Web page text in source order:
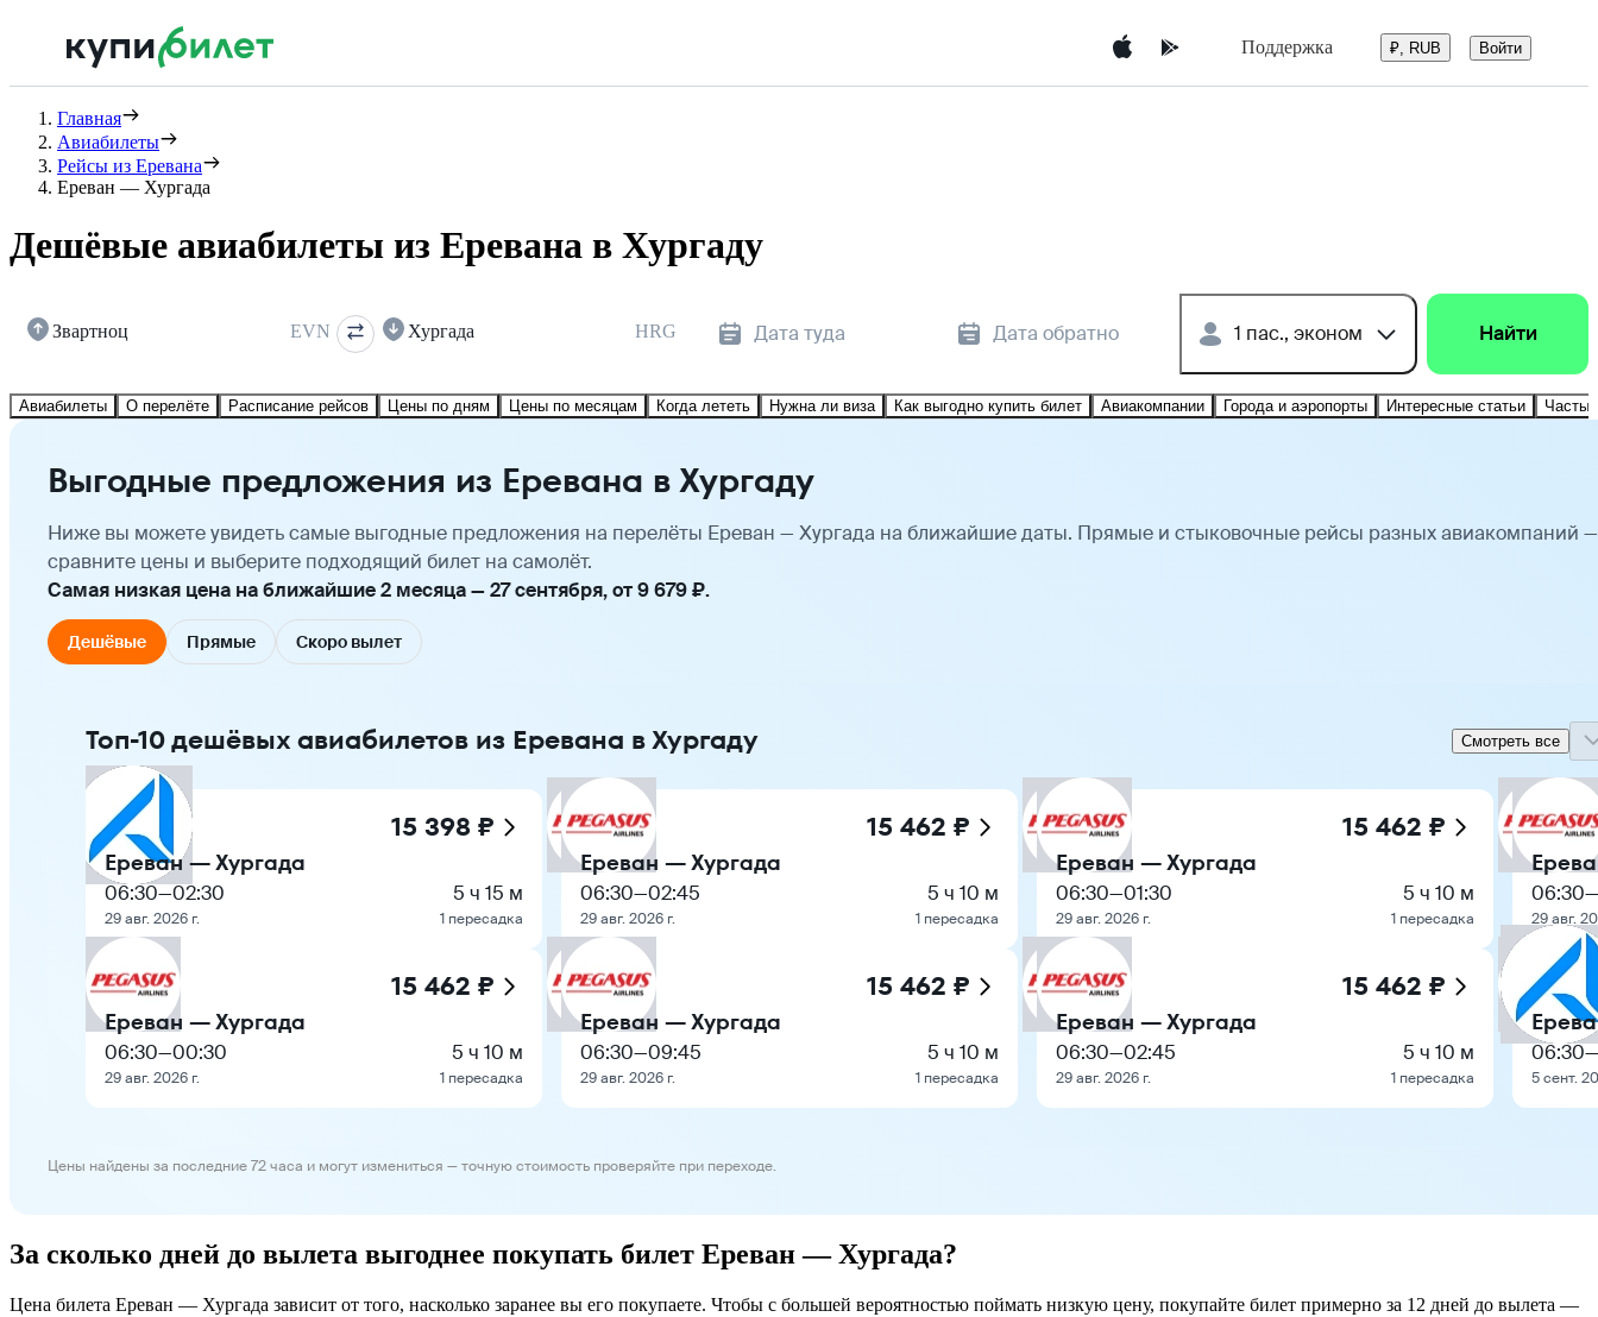
Поддержка ₽, RUB Войти
Главная
Авиабилеты
Рейсы из Еревана
Ереван — Хургада
Дешёвые авиабилеты из Еревана в Хургаду
Звартноц EVN Хургада HRG Дата туда Дата обратно 1 пас., эконом Найти
Авиабилеты О перелёте Расписание рейсов Цены по дням Цены по месяцам Когда лететь Нужна ли виза Как выгодно купить билет Авиакомпании Города и аэропорты Интересные статьи
Выгодные предложения из Еревана в Хургаду
Ниже вы можете увидеть самые выгодные предложения на перелёты Ереван — Хургада на ближайшие даты. Прямые и стыковочные рейсы разных авиакомпаний —
сравните цены и выберите подходящий билет на самолёт.
Самая низкая цена на ближайшие 2 месяца — 27 сентября, от 9 679 ₽.
Дешёвые Прямые Скоро вылет
Топ-10 дешёвых авиабилетов из Еревана в Хургаду Смотреть все
15 398 ₽
Ереван — Хургада
06:30—02:30
29 авг. 2026 г.
5 ч 15 м
1 пересадка
15 462 ₽
Ереван — Хургада
06:30—00:30
29 авг. 2026 г.
5 ч 10 м
1 пересадка
15 462 ₽
Ереван — Хургада
06:30—02:45
29 авг. 2026 г.
5 ч 10 м
1 пересадка
15 462 ₽
Ереван — Хургада
06:30—09:45
29 авг. 2026 г.
5 ч 10 м
1 пересадка
15 462 ₽
Ереван — Хургада
06:30—01:30
29 авг. 2026 г.
5 ч 10 м
1 пересадка
15 462 ₽
Ереван — Хургада
06:30—02:45
29 авг. 2026 г.
5 ч 10 м
1 пересадка
06:30—
29 авг.
06:30—
5 сент.
Цены найдены за последние 72 часа и могут измениться — точную стоимость проверяйте при переходе.
За сколько дней до вылета выгоднее покупать билет Ереван — Хургада?
Цена билета Ереван — Хургада зависит от того, насколько заранее вы его покупаете. Чтобы с большей вероятностью поймать низкую цену, покупайте билет примерно за 12 дней до вылета —